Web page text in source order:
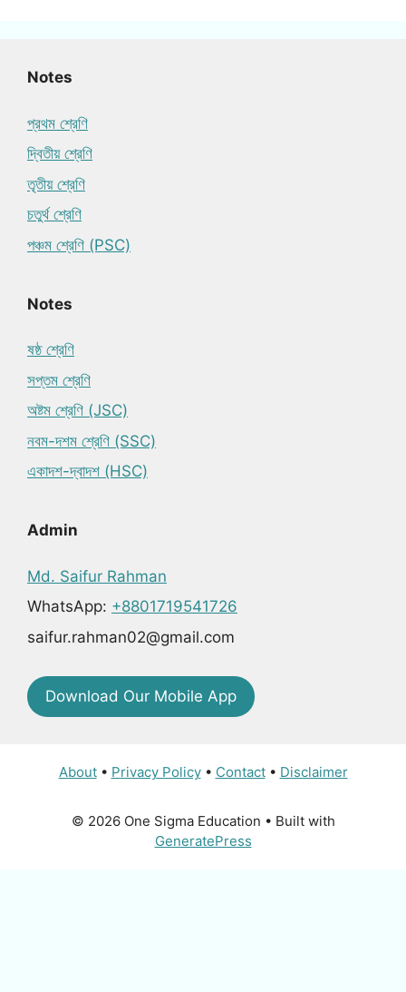
Notes
প্রথম শ্রেণি
দ্বিতীয় শ্রেণি
তৃতীয় শ্রেণি
চতুর্থ শ্রেণি
পঞ্চম শ্রেণি (PSC)
Notes
ষষ্ঠ শ্রেণি
সপ্তম শ্রেণি
অষ্টম শ্রেণি (JSC)
নবম-দশম শ্রেণি (SSC)
একাদশ-দ্বাদশ (HSC)
Admin
Md. Saifur Rahman
WhatsApp: +8801719541726
saifur.rahman02@gmail.com
Download Our Mobile App
About• Privacy Policy• Contact• Disclaimer
© 2026 One Sigma Education • Built with
GeneratePress